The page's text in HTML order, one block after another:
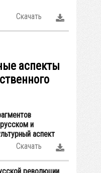
Скачать
аспекты
и
аспект
Скачать